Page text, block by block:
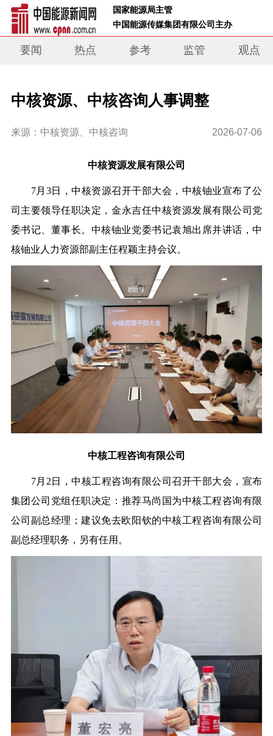
国家能源局主管
中国能源传媒集团有限公司主办
要闻 热点 参考 监管 观点
中核资源、中核咨询人事调整
来源：中核资源、中核咨询 2026-07-06
中核资源发展有限公司
7月3日，中核资源召开干部大会， 中核铀业宣布了公
司主要领导任职决定， 金永吉任中核资源发展有限公司党
委书记、董事长。中核铀业党委书记袁旭出席并讲话，中
核铀业人力资源部副主任程颖主持会议。
中核工程咨询有限公司
7月2日，中核工程咨询有限公司召开干部大会，宣布
集团公司党组任职决定： 推荐马尚国为中核工程咨询有限
公司副总经理；建议免去欧阳钦的中核工程咨询有限公司
副总经理职务，另有任用。